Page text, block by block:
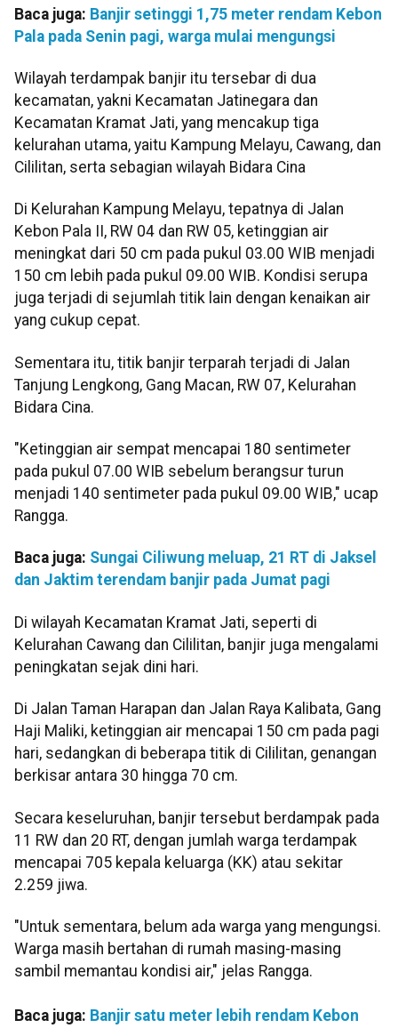
Baca juga: Banjir setinggi 1,75 meter rendam Kebon
Pala pada Senin pagi, warga mulai mengungsi
Wilayah terdampak banjir itu tersebar di dua
kecamatan, yakni Kecamatan Jatinegara dan
Kecamatan Kramat Jati, yang mencakup tiga
kelurahan utama, yaitu Kampung Melayu, Cawang, dan
Cililitan, serta sebagian wilayah Bidara Cina
Di Kelurahan Kampung Melayu, tepatnya di Jalan
Kebon Pala II, RW 04 dan RW 05, ketinggian air
meningkat dari 50 cm pada pukul 03.00 WIB menjadi
150 cm lebih pada pukul 09.00 WIB. Kondisi serupa
juga terjadi di sejumlah titik lain dengan kenaikan air
yang cukup cepat.
Sementara itu, titik banjir terparah terjadi di Jalan
Tanjung Lengkong, Gang Macan, RW 07, Kelurahan
Bidara Cina.
"Ketinggian air sempat mencapai 180 sentimeter
pada pukul 07.00 WIB sebelum berangsur turun
menjadi 140 sentimeter pada pukul 09.00 WIB," ucap
Rangga.
Baca juga: Sungai Ciliwung meluap, 21 RT di Jaksel
dan Jaktim terendam banjir pada Jumat pagi
Di wilayah Kecamatan Kramat Jati, seperti di
Kelurahan Cawang dan Cililitan, banjir juga mengalami
peningkatan sejak dini hari.
Di Jalan Taman Harapan dan Jalan Raya Kalibata, Gang
Haji Maliki, ketinggian air mencapai 150 cm pada pagi
hari, sedangkan di beberapa titik di Cililitan, genangan
berkisar antara 30 hingga 70 cm.
Secara keseluruhan, banjir tersebut berdampak pada
11 RW dan 20 RT, dengan jumlah warga terdampak
mencapai 705 kepala keluarga (KK) atau sekitar
2.259 jiwa.
"Untuk sementara, belum ada warga yang mengungsi.
Warga masih bertahan di rumah masing-masing
sambil memantau kondisi air," jelas Rangga.
Baca juga: Banjir satu meter lebih rendam Kebon